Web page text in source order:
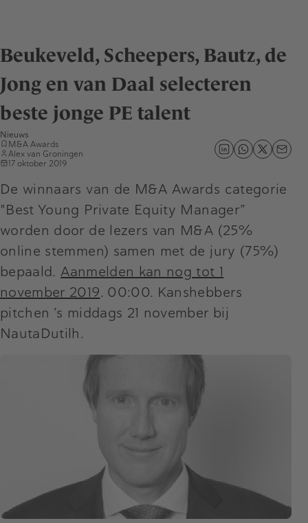
Beukeveld, Scheepers, Bautz, de
Jong en van Daal selecteren
beste jonge PE talent
Nieuws
M&A Awards
Alex van Groningen
17 oktober 2019
De winnaars van de M&A Awards categorie
"Best Young Private Equity Manager”
worden door de lezers van M&A (25%
online stemmen) samen met de jury (75%)
bepaald.Aanmelden kan nog tot 1
november 2019. 00:00. Kanshebbers
pitchen ’s middags 21 november bij
NautaDutilh.